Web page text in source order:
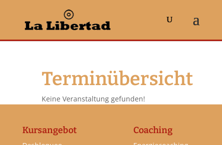
Terminübersicht
Keine Veranstaltung gefunden!
Kursangebot Coaching